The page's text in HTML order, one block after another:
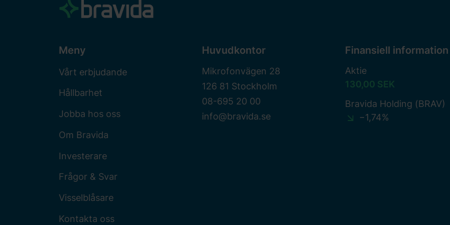
Meny
Vårt erbjudande
Hållbarhet
Jobba hos oss
Om Bravida
Investerare
Frågor & Svar
Visselblåsare
Kontakta oss
Huvudkontor
Mikrofonvägen 28
126 81 Stockholm
08-695 20 00
info@bravida.se
Finansiell information
Aktie
130,00 SEK
Bravida Holding (BRAV)
−1,74%